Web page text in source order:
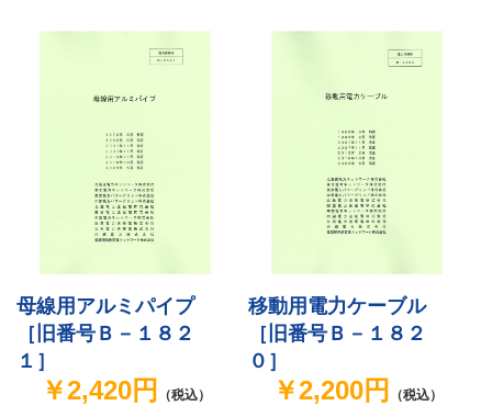
母線用アルミパイプ
［旧番号Ｂ－１８２
１］
￥2,420円 （税込）
移動用電力ケーブル
［旧番号Ｂ－１８２
０］
￥2,200円 （税込）